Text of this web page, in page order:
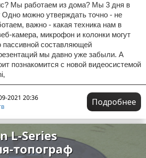
Мы работаем из дома? Мы 3 дня в
можно утверждать точно - не
важно - какая техника нам в
камера, микрофон и колонки могут
пассивной составляющей
мы давно уже забыли. А
познакомится с новой видеосистемой
2021 20:36
Подробнее
L-Series
топограф